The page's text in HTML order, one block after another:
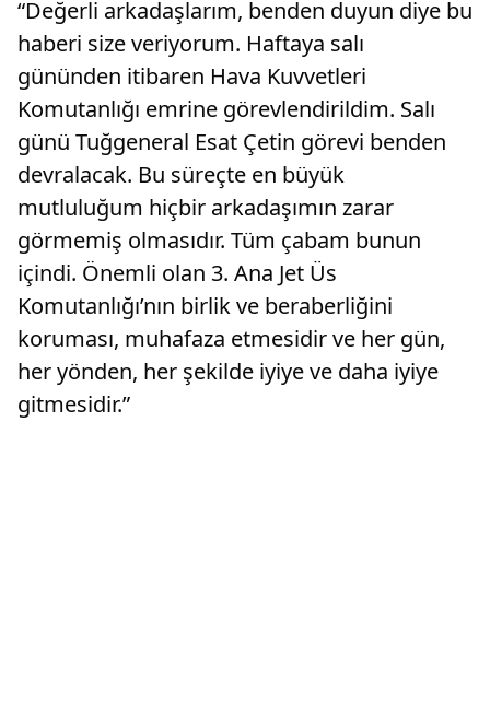
“Değerli arkadaşlarım, benden duyun diye bu
haberi size veriyorum. Haftaya salı
gününden itibaren Hava Kuvvetleri
Komutanlığı emrine görevlendirildim. Salı
günü Tuğgeneral Esat Çetin görevi benden
devralacak. Bu süreçte en büyük
mutluluğum hiçbir arkadaşımın zarar
görmemiş olmasıdır. Tüm çabam bunun
içindi. Önemli olan 3. Ana Jet Üs
Komutanlığı’nın birlik ve beraberliğini
koruması, muhafaza etmesidir ve her gün,
her yönden, her şekilde iyiye ve daha iyiye
gitmesidir.”